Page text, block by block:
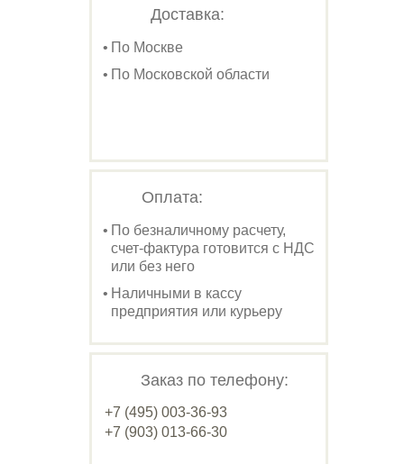
Доставка:
По Москве
По Московской области
Оплата:
По безналичному расчету,
счет-фактура готовится с НДС
или без него
Наличными в кассу
предприятия или курьеру
Заказ по телефону:
+7 (495) 003-36-93
+7 (903) 013-66-30